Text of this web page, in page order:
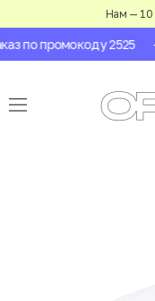
Нам — 10
по промокоду 2525